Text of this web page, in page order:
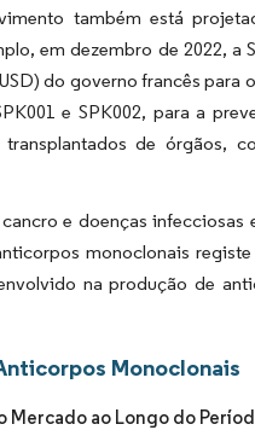
também está
em dezembro de 2022, a
do governo francês
e SPK002, para a
de órgãos,
e doenças infecciosas
monoclonais
na produção de
Monoclonais
ao Longo do